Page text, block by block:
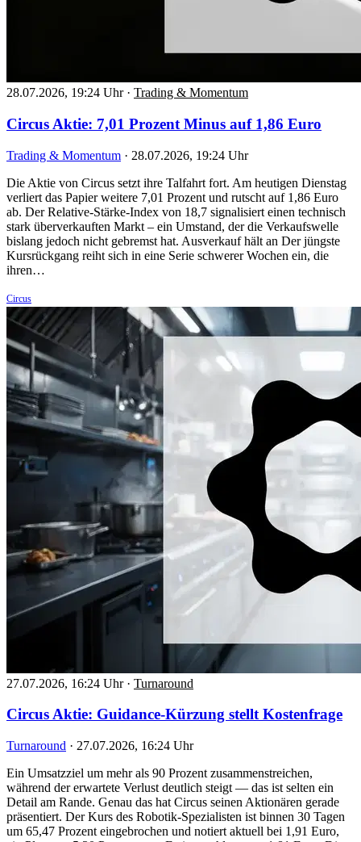
28.07.2026, 19:24 Uhr · Trading & Momentum
Circus Aktie: 7,01 Prozent Minus auf 1,86 Euro
Trading & Momentum · 28.07.2026, 19:24 Uhr
Die Aktie von Circus setzt ihre Talfahrt fort. Am heutigen Dienstag
verliert das Papier weitere 7,01 Prozent und rutscht auf 1,86 Euro
ab. Der Relative-Stärke-Index von 18,7 signalisiert einen technisch
stark überverkauften Markt – ein Umstand, der die Verkaufswelle
bislang jedoch nicht gebremst hat. Ausverkauf hält an Der jüngste
Kursrückgang reiht sich in eine Serie schwerer Wochen ein, die
ihren…
Circus
27.07.2026, 16:24 Uhr · Turnaround
Circus Aktie: Guidance-Kürzung stellt Kostenfrage
Turnaround · 27.07.2026, 16:24 Uhr
Ein Umsatzziel um mehr als 90 Prozent zusammenstreichen,
während der erwartete Verlust deutlich steigt — das ist selten ein
Detail am Rande. Genau das hat Circus seinen Aktionären gerade
präsentiert. Der Kurs des Robotik-Spezialisten ist binnen 30 Tagen
um 65,47 Prozent eingebrochen und notiert aktuell bei 1,91 Euro,